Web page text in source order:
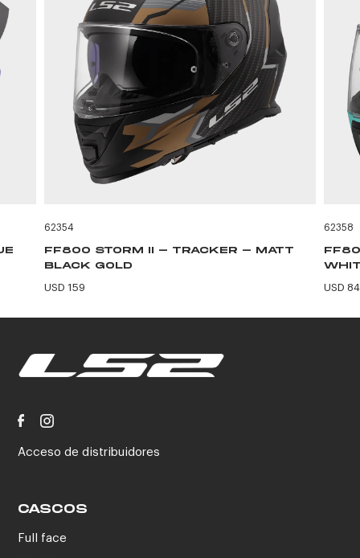
62354
FF800 STORM II - TRACKER - MATT
BLACK GOLD
USD 159
62358
USD 84
Acceso de distribuidores
CASCOS
Full face